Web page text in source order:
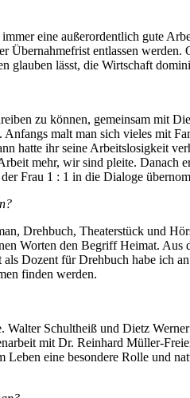
eine außerordentlich gute
Übernahmefrist entlassen
glauben lässt, die Wirtschaft
zu können, gemeinsam mit
malt man sich vieles mit
hatte ihr seine Arbeitslosigkeit
mehr, wir sind pleite. Danach
Frau 1 : 1 in die Dialoge
Drehbuch, Theaterstück und
Worten den Begriff Heimat.
Dozent für Drehbuch habe ich
finden werden.
Schultheiß und Dietz
mit Dr. Reinhard Müller-
eine besondere Rolle und